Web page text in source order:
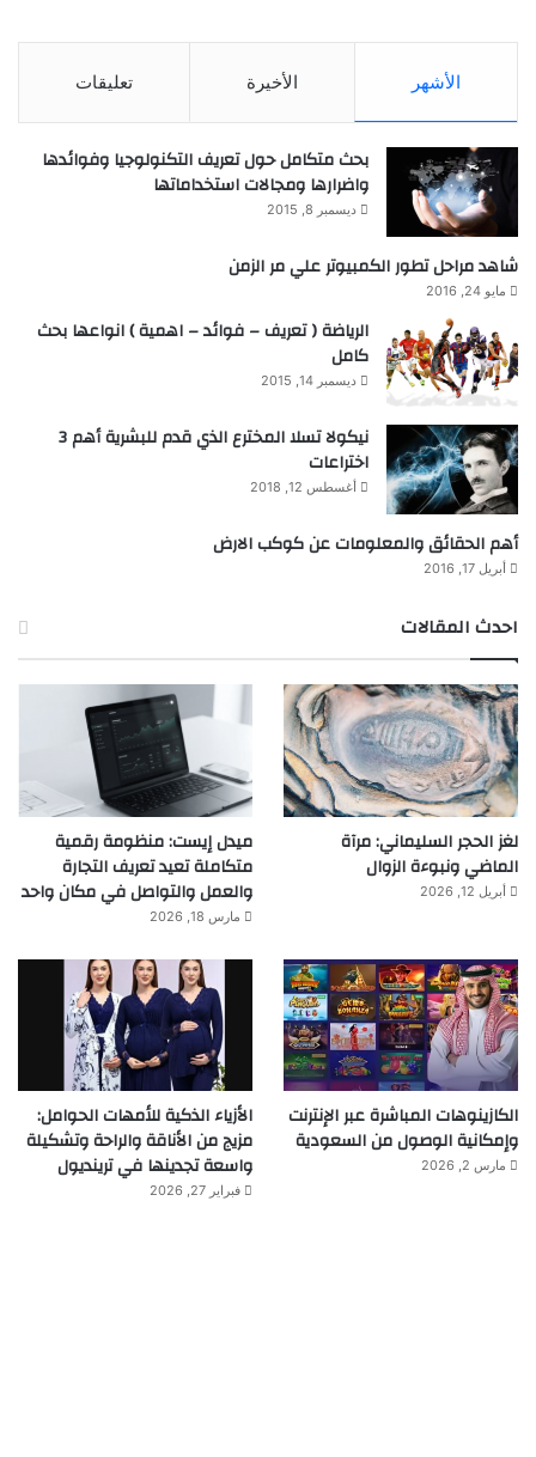
الأشهر الأخيرة تعليقات
بحث متكامل حول تعريف التكنولوجيا وفوائدها
واضرارها ومجالات استخداماتها
ديسمبر 8, 2015
شاهد مراحل تطور الكمبيوتر علي مر الزمن
مايو 24, 2016
الرياضة ( تعريف – فوائد – اهمية ) انواعها بحث
كامل
ديسمبر 14, 2015
نيكولا تسلا المخترع الذي قدم للبشرية أهم 3
اختراعات
أغسطس 12, 2018
أهم الحقائق والمعلومات عن كوكب الارض
أبريل 17, 2016
احدث المقالات
لغز الحجر السليماني: مرآة
الماضي ونبوءة الزوال
أبريل 12, 2026
ميدل إيست: منظومة رقمية
متكاملة تعيد تعريف التجارة
والعمل والتواصل في مكان واحد
مارس 18, 2026
الكازينوهات المباشرة عبر الإنترنت
وإمكانية الوصول من السعودية
مارس 2, 2026
الأزياء الذكية للأمهات الحوامل:
مزيج من الأناقة والراحة وتشكيلة
واسعة تجدينها في ترينديول
فبراير 27, 2026